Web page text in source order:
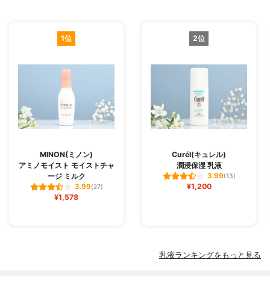
1位
MINON(ミノン)
アミノモイスト モイストチャ
ージ ミルク
3.99(27)
¥1,578
2位
Curél(キュレル)
潤浸保湿 乳液
3.99(13)
¥1,200
乳液ランキングをもっと見る